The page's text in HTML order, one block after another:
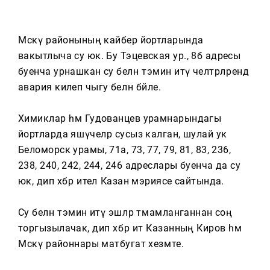
Мәскәү районының кайбер йортларында
вакытлыча су юк. Бу Тэцевская ур., 8б адресы
буенча урнашкан су белән тәэмин итү челтәрләрендә
авария килеп чыгу белән бәйле.
Химиклар һәм Гудованцев урамнарындагы
йортларда яшәүчеләр сусыз калган, шулай ук
Беломорск урамы, 71а, 73, 77, 79, 81, 83, 236,
238, 240, 242, 244, 246 адреслары буенча да су
юк, дип хәбәр ителә Казан мэриясе сайтында.
Су белән тәэмин итү эшләр тәмамланганнан соң
торгызылачак, дип хәбәр итә Казанның Киров һәм
Мәскәү районнары матбугат хезмәте.